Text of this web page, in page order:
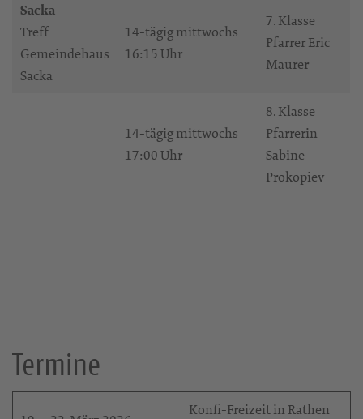
Sacka
Treff
Gemeindehaus
Sacka
14-tägig mittwochs
16:15 Uhr
7. Klasse
Pfarrer Eric
Maurer
14-tägig mittwochs
17:00 Uhr
8. Klasse
Pfarrerin
Sabine
Prokopiev
Termine
Konfi-Freizeit in Rathen